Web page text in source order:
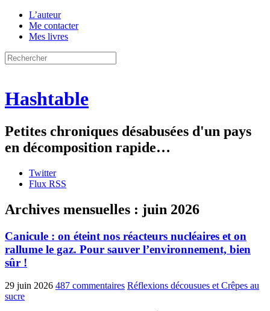
L’auteur
Me contacter
Mes livres
Hashtable
Petites chroniques désabusées d'un pays
en décomposition rapide…
Twitter
Flux RSS
Archives mensuelles : juin 2026
Canicule : on éteint nos réacteurs nucléaires et on
rallume le gaz. Pour sauver l’environnement, bien
sûr !
29 juin 2026 487 commentaires Réflexions décousues et Crêpes au
sucre